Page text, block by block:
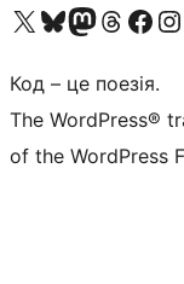
Visit our X (formerly Twitter) account
Visit our Bluesky account
Завітайте до нашої стрічки в
Visit our Threads
Завітайте на
Visit
Код – це поезія.
The WordPress®
of the WordPress